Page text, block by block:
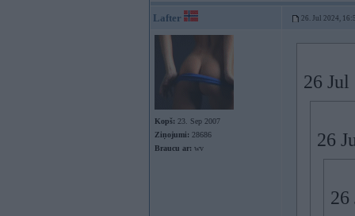
Lafter 26. Jul 2024,
Kopš: 23. Sep 2007
Ziņojumi: 28686
Braucu ar: wv
26
26
26